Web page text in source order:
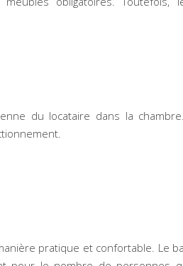
du locataire dans la
pratique et confortable. Le